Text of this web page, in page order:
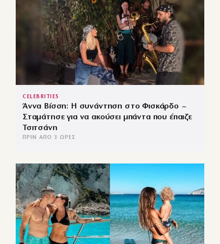
CELEBRITIES
Άννα Βίσση: Η συνάντηση στο Φισκάρδο –
Σταμάτησε για να ακούσει μπάντα που έπαιζε
Τσιτσάνη
ΠΡΙΝ ΑΠΌ 3 ΏΡΕΣ